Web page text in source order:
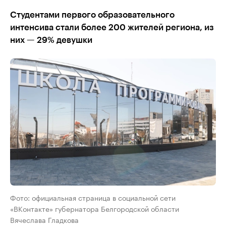
Студентами первого образовательного
интенсива стали более 200 жителей региона, из
них — 29% девушки
Фото: официальная страница в социальной сети
«ВКонтакте» губернатора Белгородской области
Вячеслава Гладкова